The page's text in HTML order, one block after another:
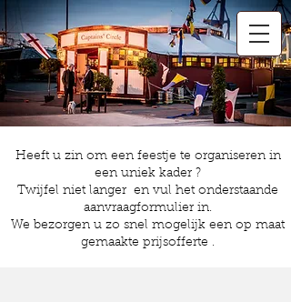
Heeft u zin om een feestje te organiseren in
een uniek kader ?
Twijfel niet langer en vul het onderstaande
aanvraagformulier in.
We bezorgen u zo snel mogelijk een op maat
gemaakte prijsofferte .